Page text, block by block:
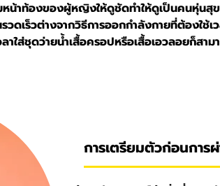
หน้าท้องของผู้หญิงให้ดูชัดทำให้ดูเป็นคนหุ่น
วดเร็วต่างจากวิธีการออกกำลังกายที่ต้องใช้
ลาใส่ชุดว่ายน้ำเสื้อครอปหรือเสื้อเอวลอยก็ส
การเตรียมตัวก่อนการ